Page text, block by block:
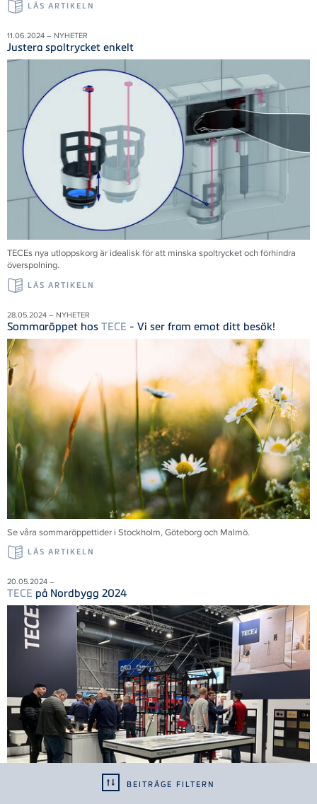
BEITRÄGE FILTERN
LÄS ARTIKELN
11.06.2024 – NYHETER
Justera spoltrycket enkelt
TECEs nya utloppskorg är idealisk för att minska spoltrycket och förhindra
överspolning.
LÄS ARTIKELN
28.05.2024 – NYHETER
Sommaröppet hos TECE - Vi ser fram emot ditt besök!
Se våra sommaröppettider i Stockholm, Göteborg och Malmö.
LÄS ARTIKELN
20.05.2024 –
TECE på Nordbygg 2024